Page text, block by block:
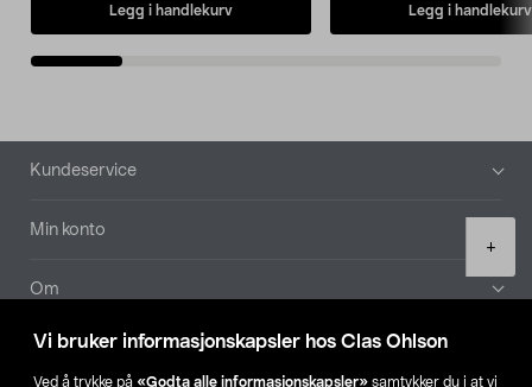
Vi bruker informasjonskapsler hos Clas Ohlson
Ved å trykke på «Godta alle informasjonskapsler» samtykker du i at vi
+
Legg i handlekurv Legg i handlekurv
Bunntekst
Kundeservice
Min konto
Om
Aktuelt